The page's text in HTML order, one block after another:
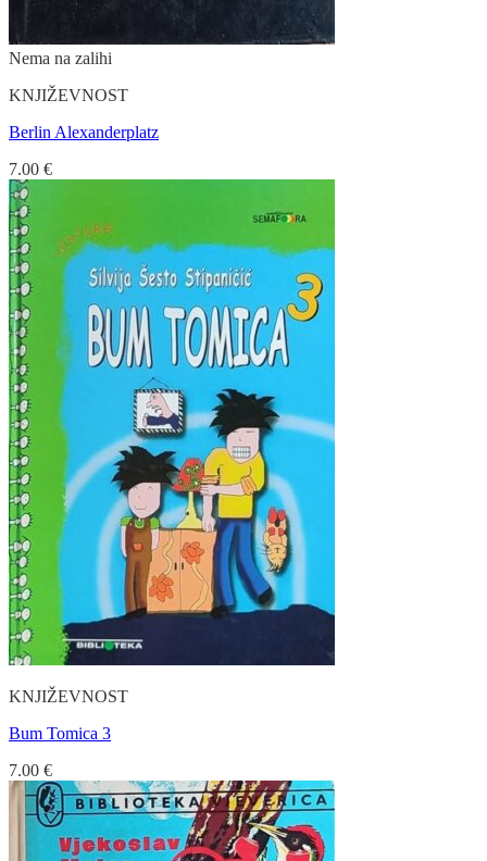
Nema na zalihi
KNJIŽEVNOST
Berlin Alexanderplatz
7.00 €
KNJIŽEVNOST
Bum Tomica 3
7.00 €